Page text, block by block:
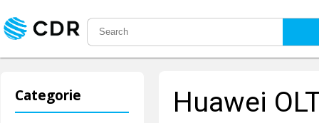
Categorie Huawei